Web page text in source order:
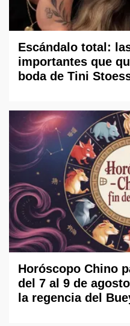
Escándalo total:
importantes que
boda de Tini
Horóscopo Chino
del 7 al 9 de
la regencia del